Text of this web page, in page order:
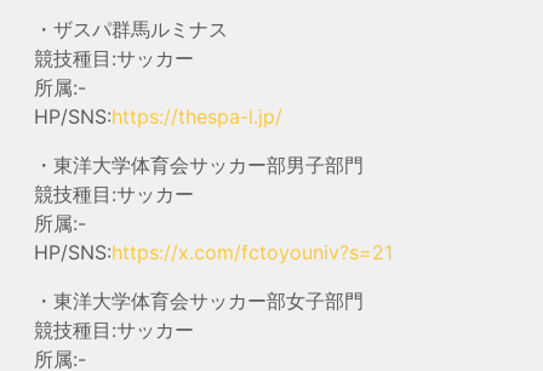
・ザスパ群馬ルミナス
競技種目:サッカー
所属:-
HP/SNS:https://thespa-l.jp/
・東洋大学体育会サッカー部男子部門
競技種目:サッカー
所属:-
HP/SNS:https://x.com/fctoyouniv?s=21
・東洋大学体育会サッカー部女子部門
競技種目:サッカー
所属:-